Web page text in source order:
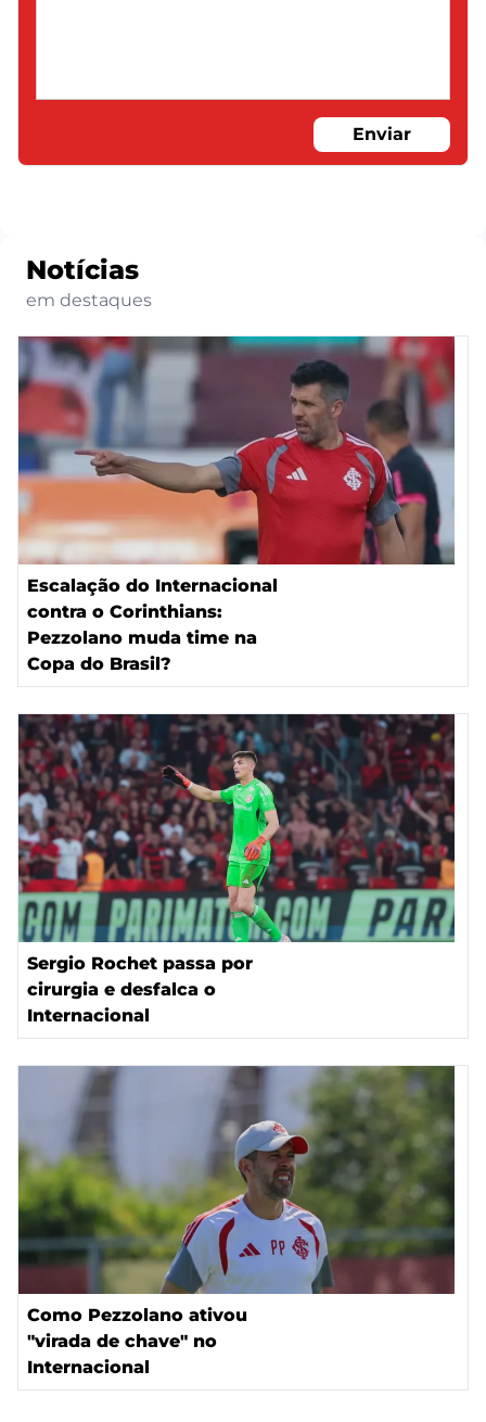
Enviar
Notícias
em destaques
Escalação do Internacional
contra o Corinthians:
Pezzolano muda time na
Copa do Brasil?
Sergio Rochet passa por
cirurgia e desfalca o
Internacional
Como Pezzolano ativou
"virada de chave" no
Internacional